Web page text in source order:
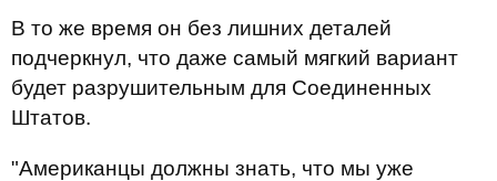
В то же время он без лишних деталей
подчеркнул, что даже самый мягкий вариант
будет разрушительным для Соединенных
Штатов.
"Американцы должны знать, что мы уже